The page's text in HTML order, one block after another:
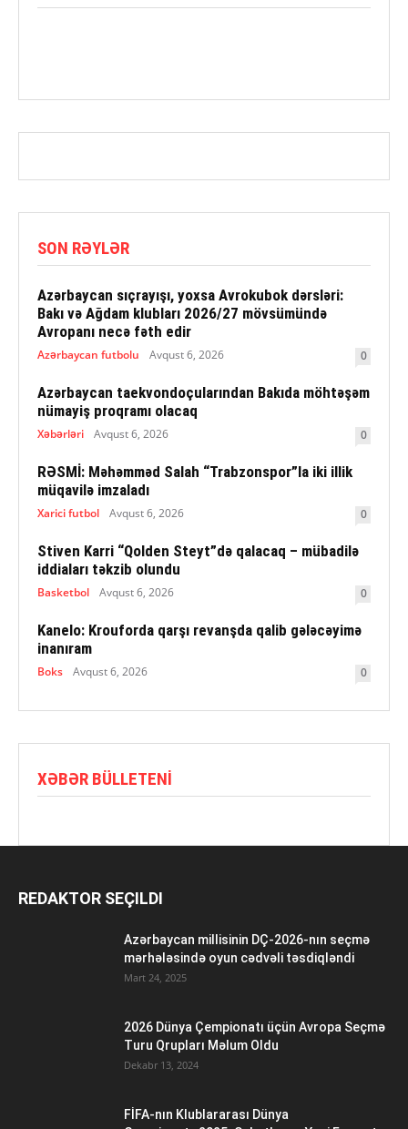
SON RƏYLƏR
Azərbaycan sıçrayışı, yoxsa Avrokubok dərsləri:
Bakı və Ağdam klubları 2026/27 mövsümündə
Avropanı necə fəth edir
Azərbaycan futbolu Avqust 6, 2026 0
Azərbaycan taekvondoçularından Bakıda möhtəşəm
nümayiş proqramı olacaq
Xəbərləri Avqust 6, 2026 0
RƏSMİ: Məhəmməd Salah “Trabzonspor”la iki illik
müqavilə imzaladı
Xarici futbol Avqust 6, 2026 0
Stiven Karri “Qolden Steyt”də qalacaq – mübadilə
iddiaları təkzib olundu
Basketbol Avqust 6, 2026 0
Kanelo: Krouforda qarşı revanşda qalib gələcəyimə
inanıram
Boks Avqust 6, 2026 0
XƏBƏR BÜLLETENI
REDAKTOR SEÇILDI
Azərbaycan millisinin DÇ-2026-nın seçmə
mərhələsində oyun cədvəli təsdiqləndi
Mart 24, 2025
2026 Dünya Çempionatı üçün Avropa Seçmə
Turu Qrupları Məlum Oldu
Dekabr 13, 2024
FİFA-nın Klublararası Dünya